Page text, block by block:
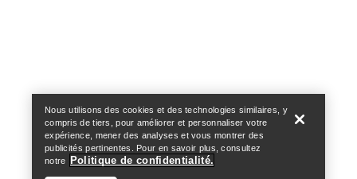
Nous utilisons des cookies et des technologies similaires, y
compris de tiers, pour améliorer et personnaliser votre
expérience, mener des analyses et vous montrer des
publicités pertinentes. Pour en savoir plus, consultez
notre
Politique de confidentialité.